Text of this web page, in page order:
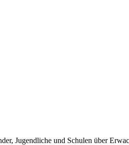
Jugendliche und Schulen über